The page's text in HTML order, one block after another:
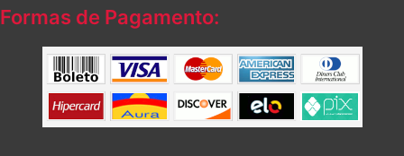
Formas de Pagamento: